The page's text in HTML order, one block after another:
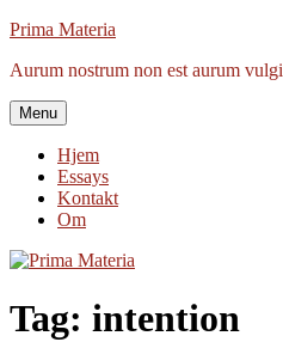
Videre
indhold
Prima Materia
Aurum nostrum non est aurum vulgi
Menu
Hjem
Essays
Kontakt
Om
Tag: intention